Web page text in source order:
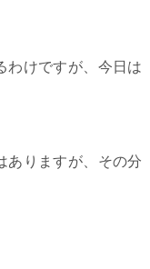
わけですが、今日は
ありますが、その分